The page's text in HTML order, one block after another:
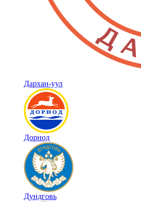
Дархан-уул
Дорнод
Дундговь